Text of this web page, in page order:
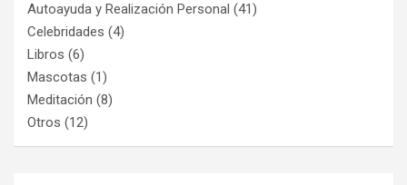
Autoayuda y Realización Personal (41)
Celebridades (4)
Libros (6)
Mascotas (1)
Meditación (8)
Otros (12)